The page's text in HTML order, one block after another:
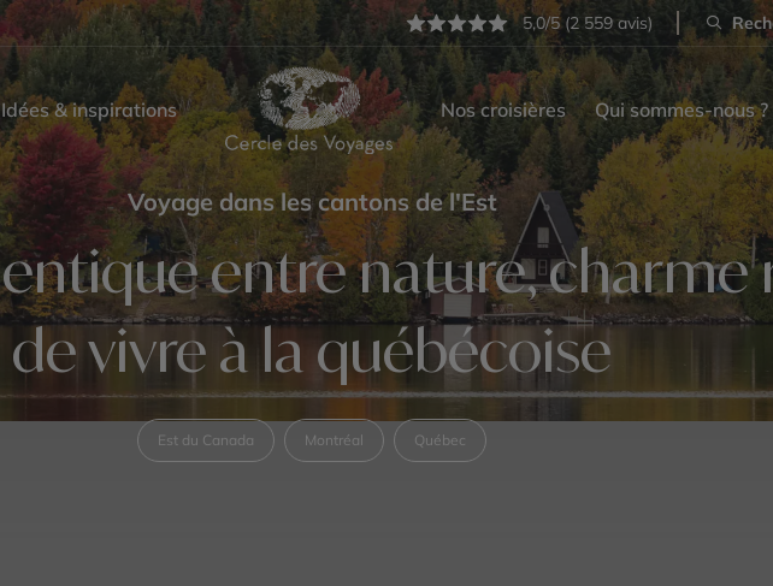
5,0/5 (2 559 avis)
Idées & inspirations Nos croisières Qui sommes-nous ?
Voyage dans les cantons de l'Est
entre nature, charme
de vivre à la québécoise
Est du Canada Montréal Québec